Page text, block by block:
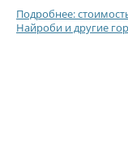
Подробнее:
Найроби и другие